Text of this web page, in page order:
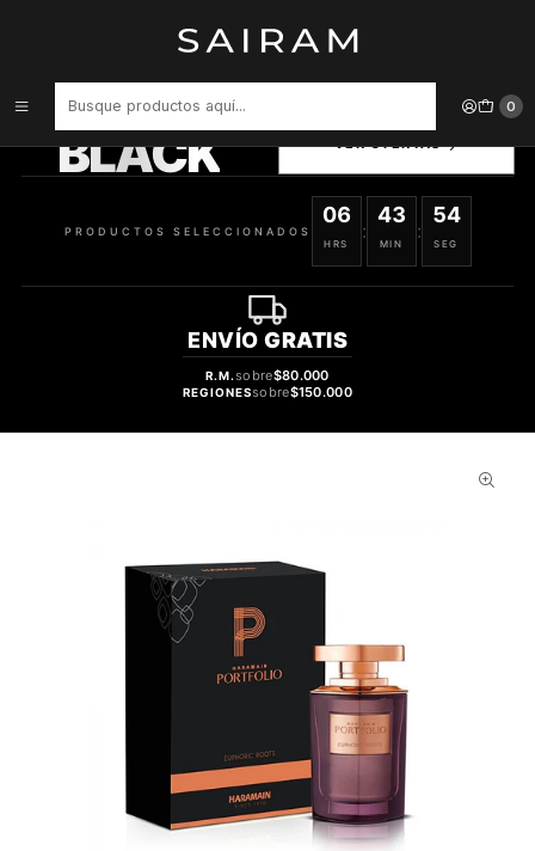
0
Perfume Al Haramain Portfolio Euphoric Roots Unisex Edp 75 ml
BLACK
SELECCIONADOS
PRODUCTOS SELECCIONADOS
06
HRS
:
43
MIN
:
53
SEG
ENVÍO GRATIS
R.M.sobre$80.000
REGIONESsobre$150.000